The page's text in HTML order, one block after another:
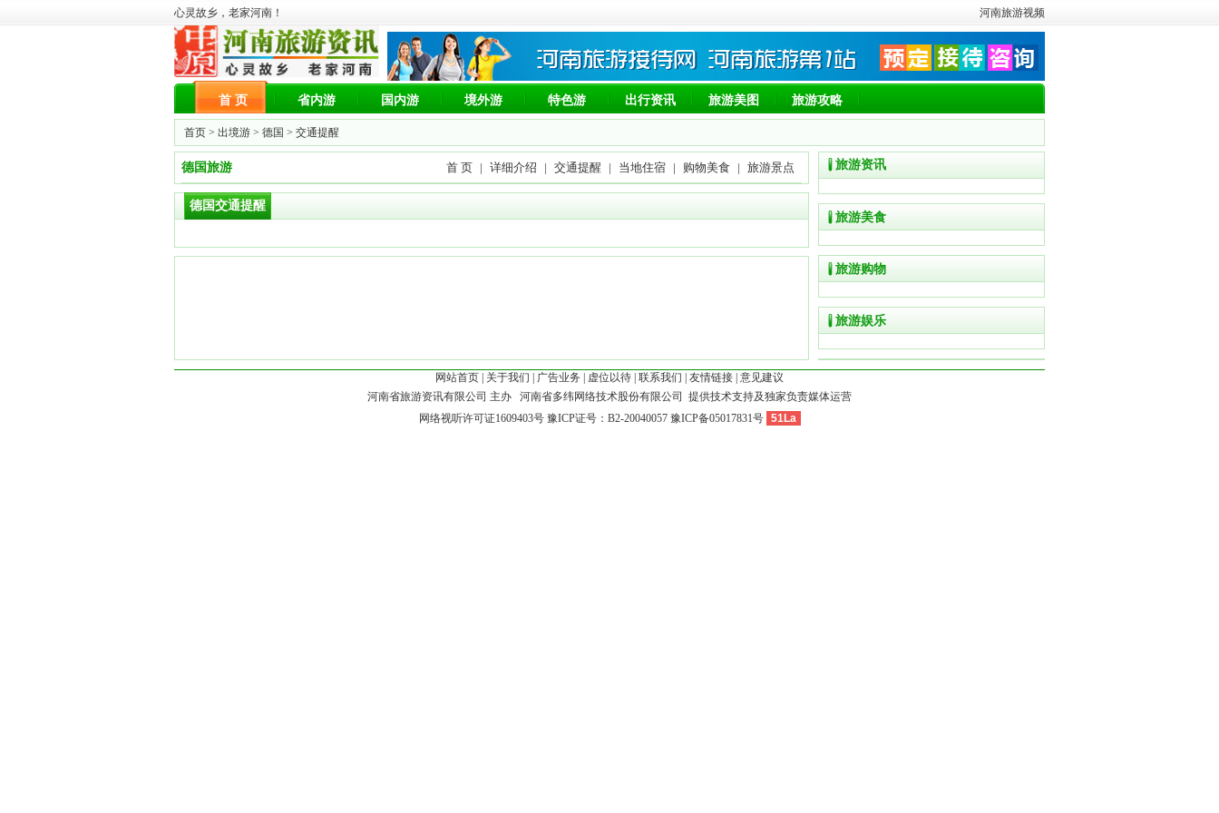
心灵故乡，老家河南！ 河南旅游视频
首 页 省内游 国内游 境外游 特色游 出行资讯 旅游美图 旅游攻略
首页 > 出境游 > 德国 > 交通提醒
德国旅游 首 页 | 详细介绍 | 交通提醒 | 当地住宿 | 购物美食 | 旅游景点
德国交通提醒
旅游资讯
旅游美食
旅游购物
旅游娱乐
网站首页 关于我们 广告业务 虚位以待 联系我们 友情链接 意见建议
河南省旅游资讯有限公司 主办 河南省多纬网络技术股份有限公司 提供技术支持及独家负责媒体运营
网络视听许可证1609403号豫ICP证号：B2-20040057 豫ICP备05017831号 51La